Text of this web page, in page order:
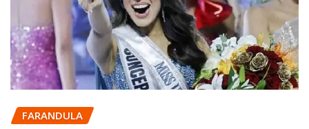
FARANDULA